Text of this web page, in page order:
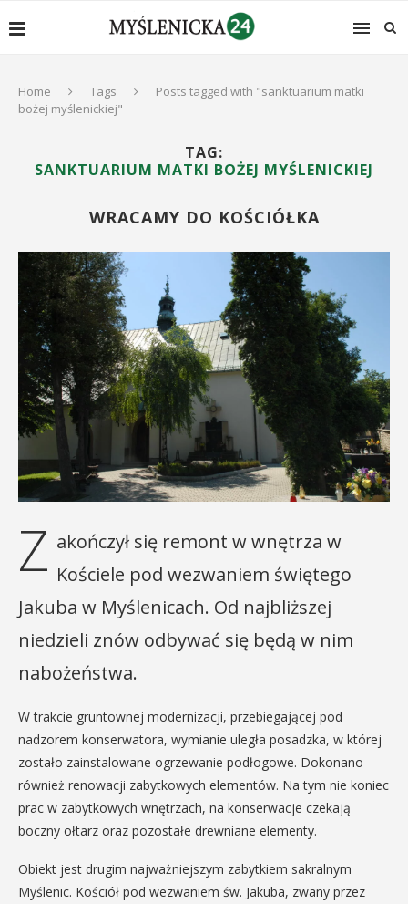
Home Tags
Posts tagged with "sanktuarium matki
bożej myślenickiej"
TAG:
SANKTUARIUM MATKI BOŻEJ MYŚLENICKIEJ
WRACAMY DO KOŚCIÓŁKA
Z akończył się remont w wnętrza w
Kościele pod wezwaniem świętego
Jakuba w Myślenicach. Od najbliższej
niedzieli znów odbywać się będą w nim
nabożeństwa.
W trakcie gruntownej modernizacji, przebiegającej pod
nadzorem konserwatora, wymianie uległa posadzka, w której
zostało zainstalowane ogrzewanie podłogowe. Dokonano
również renowacji zabytkowych elementów. Na tym nie koniec
prac w zabytkowych wnętrzach, na konserwacje czekają
boczny ołtarz oraz pozostałe drewniane elementy.
Obiekt jest drugim najważniejszym zabytkiem sakralnym
Myślenic. Kościół pod wezwaniem św. Jakuba, zwany przez